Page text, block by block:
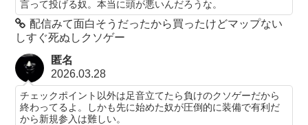
言って投げる奴。本当に頭が悪いんだろうな。
配信みて面白そうだったから買ったけどマップない
しすぐ死ぬしクソゲー
匿名
2026.03.28
チェックポイント以外は足音立てたら負けのクソゲーだから
終わってるよ。しかも先に始めた奴が圧倒的に装備で有利だ
から新規参入は難しい。